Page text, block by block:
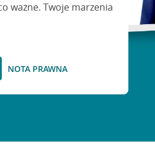
ważne. Twoje marzenia
NOTA PRAWNA